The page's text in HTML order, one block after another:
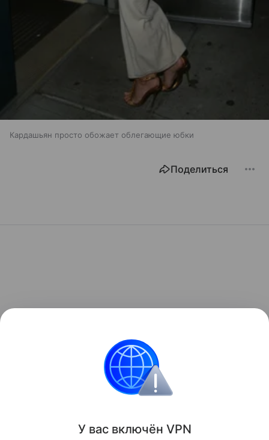
Кардашьян просто обожает облегающие юбки
Поделиться
У вас включён VPN